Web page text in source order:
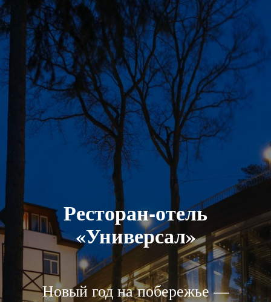
Ресторан-отель
«Универсал»
Новый год на побережье —